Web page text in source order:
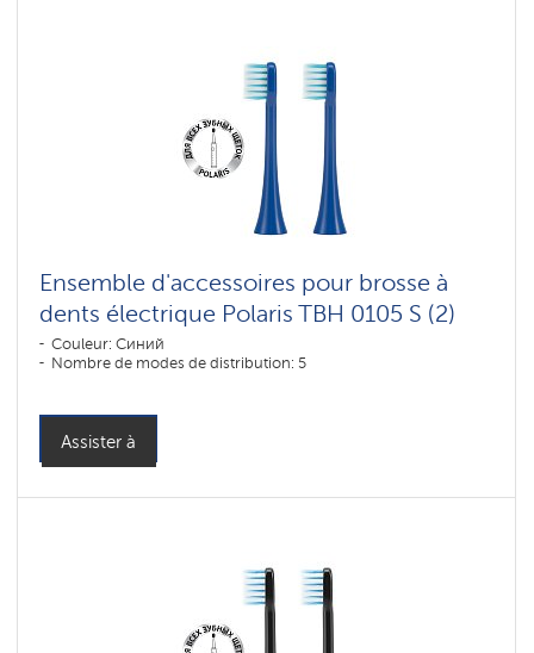
Ensemble d'accessoires pour brosse à
dents électrique Polaris TBH 0105 S (2)
Couleur: Синий
Nombre de modes de distribution: 5
Assister à